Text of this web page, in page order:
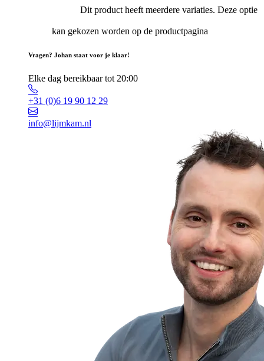
Dit product heeft meerdere variaties. Deze optie
kan gekozen worden op de productpagina
Vragen? Johan staat voor je klaar!
Elke dag bereikbaar tot 20:00
+31 (0)6 19 90 12 29
info@lijmkam.nl